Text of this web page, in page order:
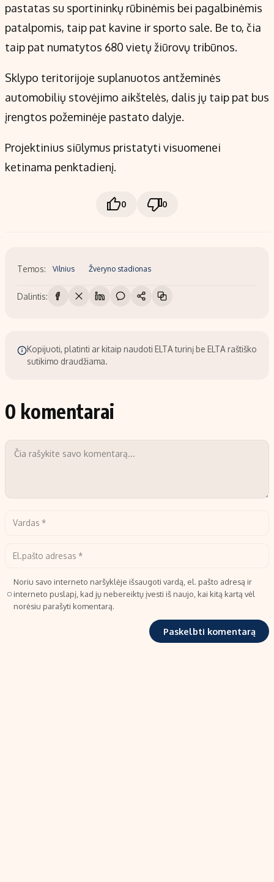
pastatas su sportininkų rūbinėmis bei pagalbinėmis
patalpomis, taip pat kavine ir sporto sale. Be to, čia
taip pat numatytos 680 vietų žiūrovų tribūnos.
Sklypo teritorijoje suplanuotos antžeminės
automobilių stovėjimo aikštelės, dalis jų taip pat bus
įrengtos požeminėje pastato dalyje.
Projektinius siūlymus pristatyti visuomenei
ketinama penktadienį.
0 0
Temos: Vilnius Žvėryno stadionas
Dalintis:
Kopijuoti, platinti ar kitaip naudoti ELTA turinį be ELTA raštiško
sutikimo draudžiama.
0 komentarai
Noriu savo interneto naršyklėje išsaugoti vardą, el. pašto adresą ir
interneto puslapį, kad jų nebereiktų įvesti iš naujo, kai kitą kartą vėl
norėsiu parašyti komentarą.